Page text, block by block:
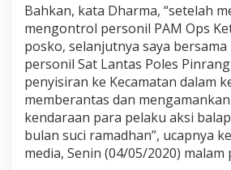
n
g
o
n
r
o
P
o
s
Bahkan, kata Dharma, “setelah
mengontrol personil PAM Ops
posko, selanjutnya saya
personil Sat Lantas Poles
penyisiran ke Kecamatan dalam
memberantas dan
kendaraan para pelaku aksi
bulan suci ramadhan”, ucapnya
media, Senin (04/05/2020) malam